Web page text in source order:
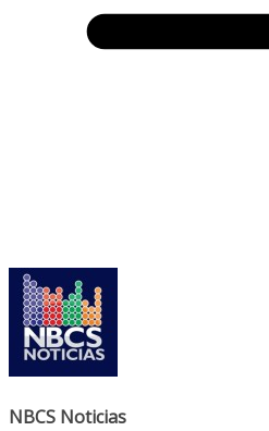
NBCS Noticias